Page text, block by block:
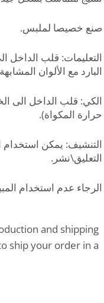
صنع خصيصا لملبس.
التعليمات: قلب الداخل
البارد مع الألوان
الكي: قلب الداخل الى
حرارة المكواة).
التنشيف: يمكن استخدام
التعليق\نشر.
الرجاء عدم استخدام
and shipping
ship your order in a